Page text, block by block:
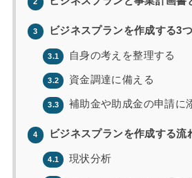
3 ビジネスプランを作成する3
3.1 自身の考えを整理する
3.2 資金調達に備える
3.3 補助金や助成金の申請に
4 ビジネスプランを作成する流
4.1 現状分析